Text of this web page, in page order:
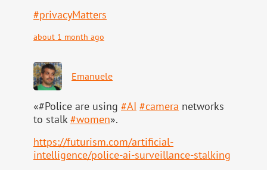
#privacyMatters
about 1 month ago
Emanuele
«#Police are using #AI #camera networks
to stalk#women».
https://futurism.com/artificial-
intelligence/police-ai-surveillance-stalking